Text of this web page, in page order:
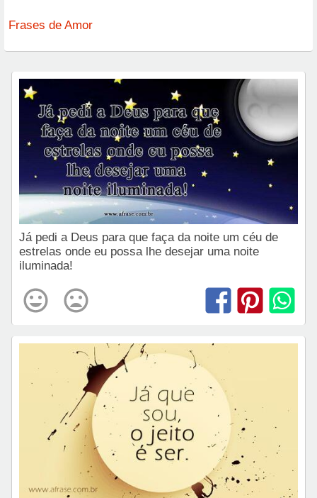
Frases de Amor
Já pedi a Deus para que faça da noite um céu de
estrelas onde eu possa lhe desejar uma noite
iluminada!